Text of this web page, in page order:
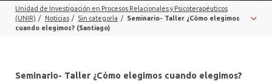
PUBLICACIONES
Unidad de Investigación en Procesos Relacionales y Psicoterapéuticos
(UNIR) / Noticias / Sin categoría /
Seminario- Taller ¿Cómo elegimos
cuando elegimos? (Santiago)
Seminario- Taller ¿Cómo elegimos cuando elegimos?